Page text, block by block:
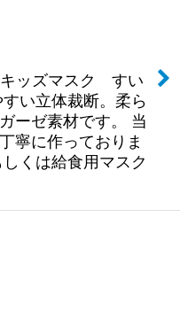
キッズマスク すい
い立体裁断。柔ら
ーゼ素材です。 当
寧に作っておりま
くは給食用マスク